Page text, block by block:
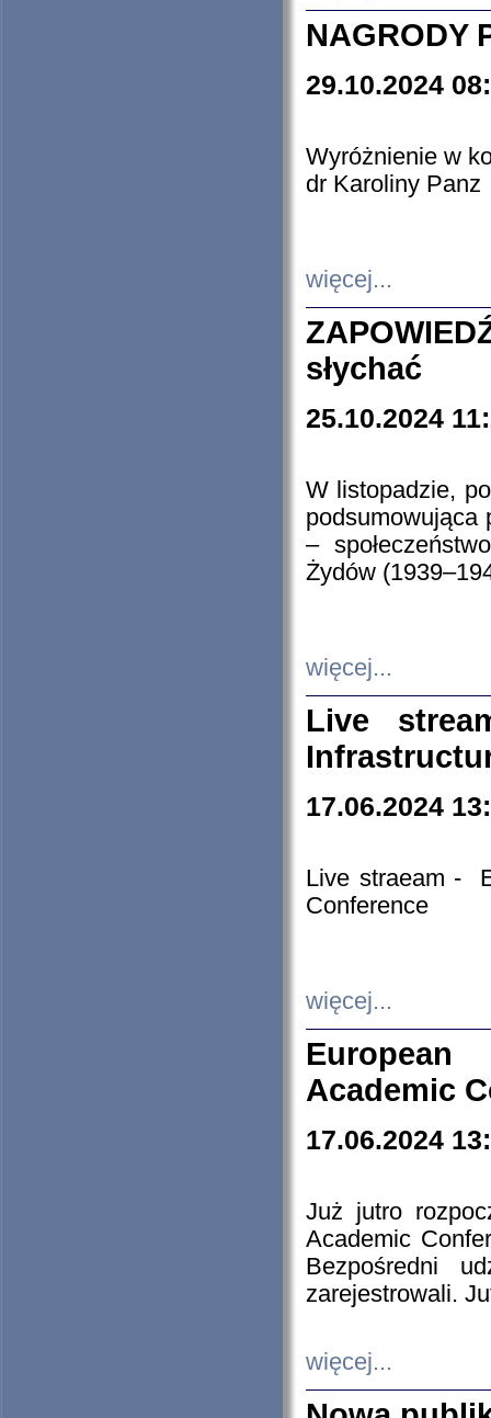
NAGRODY
29.10.2024
Wyróżnienie w
dr Karoliny Panz
więcej...
słychać
25.10.2024
W listopadzie,
podsumowująca
–
Żydów
więcej...
Live
17.06.2024
Live straeam -
Conference
więcej...
European
Academic
17.06.2024
Już jutro
Academic
Bezpośredni
zarejestrowali.
więcej...